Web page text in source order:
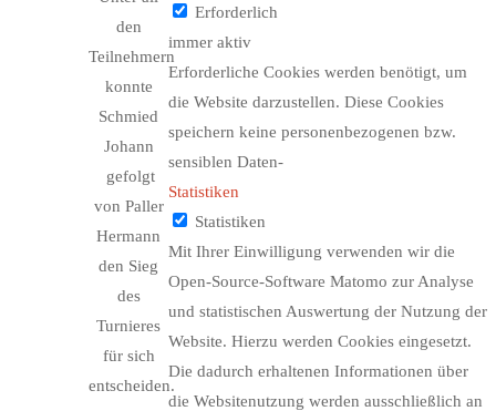
den
Teilnehmern
konnte
Schmied
Johann
gefolgt
von Paller
Hermann
den Sieg
des
Turnieres
für sich
entscheiden.
Erforderlich
immer aktiv
Erforderliche Cookies werden benötigt, um
die Website darzustellen. Diese Cookies
speichern keine personenbezogenen bzw.
sensiblen Daten-
Statistiken
Statistiken
Mit Ihrer Einwilligung verwenden wir die
Open-Source-Software Matomo zur Analyse
und statistischen Auswertung der Nutzung der
Website. Hierzu werden Cookies eingesetzt.
Die dadurch erhaltenen Informationen über
die Websitenutzung werden ausschließlich an